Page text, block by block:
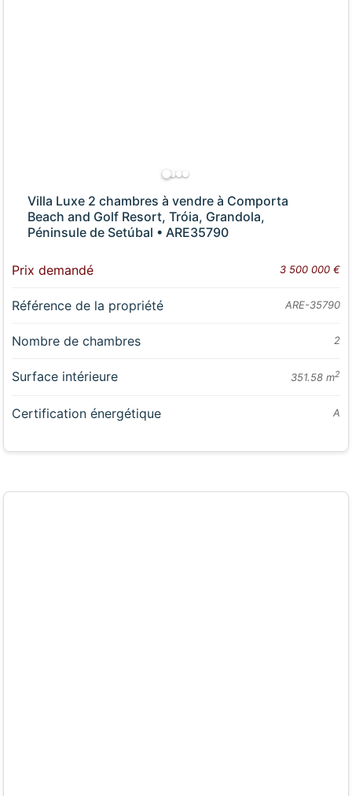
Villa Luxe 2 chambres à vendre à Comporta
Beach and Golf Resort, Tróia, Grandola,
Péninsule de Setúbal • ARE35790
Prix demandé 3 500 000 €
Référence de la propriété ARE-35790
Nombre de chambres 2
Surface intérieure 351.58 m2
Certification énergétique A